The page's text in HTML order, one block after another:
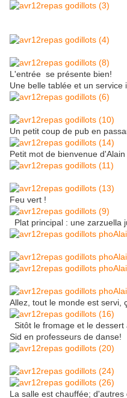
L'entrée se présente bien!
Une belle tablée et un service
Un petit coup de pub en
Petit mot de bienvenue
Feu vert !
Plat principal : une zarzuella
Allez, tout le monde est servi,
Sitôt le fromage et le
Sid en professeurs de danse!
La salle est chauffée;